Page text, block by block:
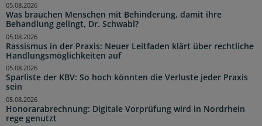
Was brauchen Menschen mit Behinderung, damit ihre
Behandlung gelingt, Dr. Schwabl?
05.08.2026
Rassismus in der Praxis: Neuer Leitfaden klärt über rechtliche
Handlungsmöglichkeiten auf
05.08.2026
Sparliste der KBV: So hoch könnten die Verluste jeder Praxis
sein
05.08.2026
Honorarabrechnung: Digitale Vorprüfung wird in Nordrhein
rege genutzt
05.08.2026